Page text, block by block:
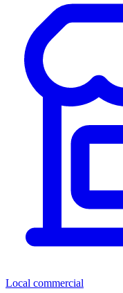
Local commercial